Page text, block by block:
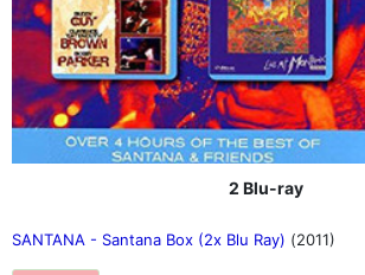
2 Blu-ray
SANTANA - Santana Box (2x Blu Ray) (2011)